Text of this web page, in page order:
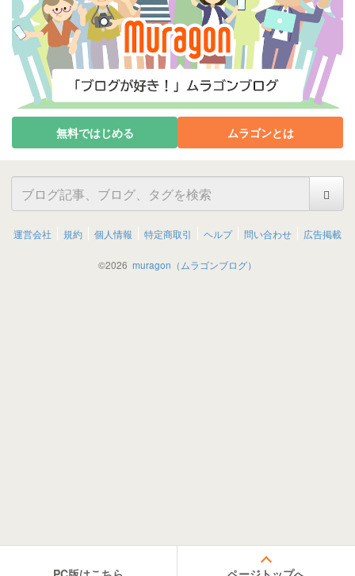
無料ではじめる ムラゴンとは
運営会社 規約 個人情報 特定商取引 ヘルプ 問い合わせ 広告掲載
©2026 muragon（ムラゴンブログ）